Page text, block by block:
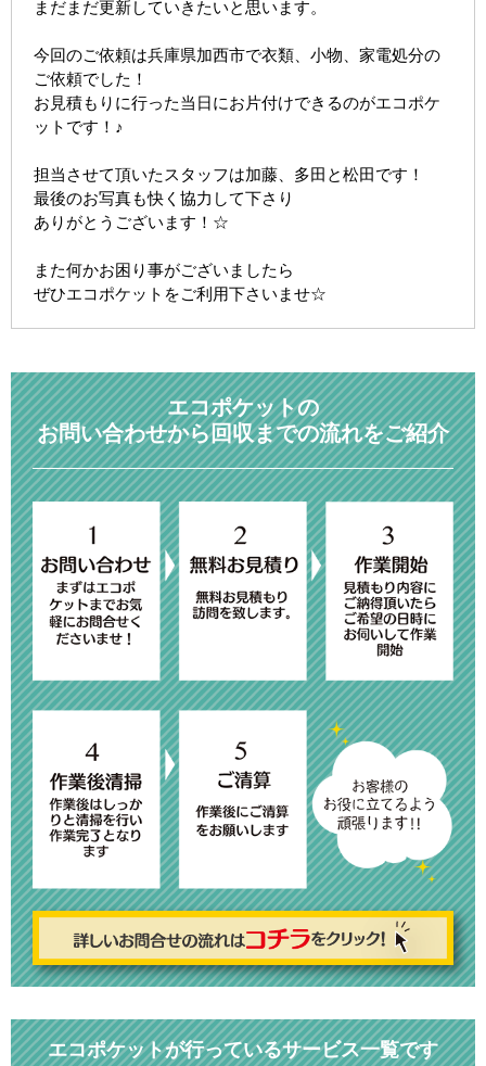
まだまだ更新していきたいと思います。
今回のご依頼は兵庫県加西市で衣類、小物、家電処分の
ご依頼でした！
お見積もりに行った当日にお片付けできるのがエコポケ
ットです！♪
担当させて頂いたスタッフは加藤、多田と松田です！
最後のお写真も快く協力して下さり
ありがとうございます！☆
また何かお困り事がございましたら
ぜひエコポケットをご利用下さいませ☆
エコポケットの
お問い合わせから回収までの流れをご紹介
エコポケットが行っているサービス一覧です